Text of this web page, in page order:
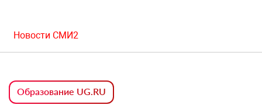
Новости СМИ2
Образование UG.RU